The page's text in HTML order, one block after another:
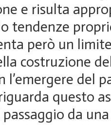
e risulta
tendenze
però un
costruzione
l’emergere del
questo
da